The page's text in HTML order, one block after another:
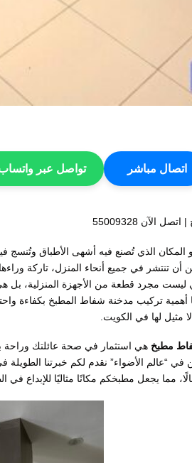
اتصال مباشر تواصل عبر
55009328
الذي تُصنع فيه أشهى الأطباق وتُنسج
أن تنتشر في جميع أنحاء المنزل، تاركة
مجرد قطعة من الأجهزة المنزلية، بل
أهمية تركيب مدخنة شفاط المطبخ بكفاءة
لها في الكويت.
مطبخ هي استثمار في صحة عائلتك وراحة
في “عالم الأضواء” نقدم لكم خبرتنا
مما يجعل مطبخكم مكانًا مثاليًا للإبداع في